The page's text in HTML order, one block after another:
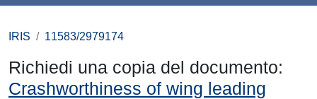
IRIS 11583/2979174
Richiedi una copia del documento:
Crashworthiness of wing leading